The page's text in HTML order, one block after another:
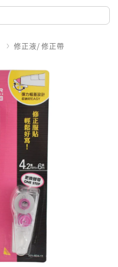
修正液/ 修正帶